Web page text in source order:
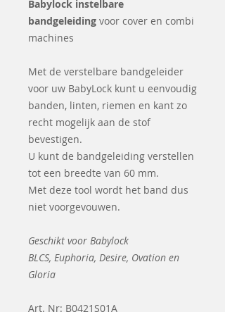
Babylock instelbare
bandgeleiding voor cover en combi
machines
Met de verstelbare bandgeleider
voor uw BabyLock kunt u eenvoudig
banden, linten, riemen en kant zo
recht mogelijk aan de stof
bevestigen.
U kunt de bandgeleiding verstellen
tot een breedte van 60 mm.
Met deze tool wordt het band dus
niet voorgevouwen.
Geschikt voor Babylock
BLCS, Euphoria, Desire, Ovation en
Gloria
Art. Nr: B0421S01A